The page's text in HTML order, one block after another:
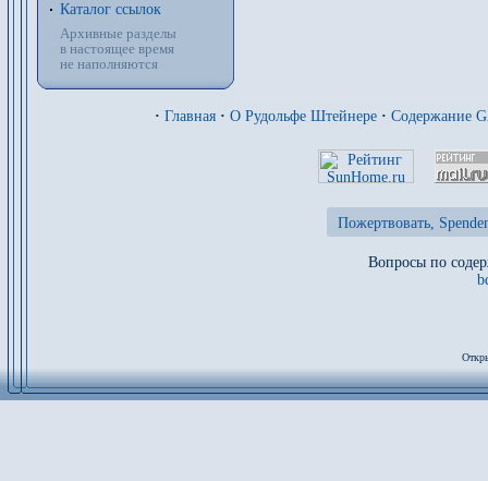
Каталог ссылок
Архивные разделы
в настоящее время
не наполняются
· Главная · О Рудольфе Штейнере · Содержание
Пожертвовать,
Вопросы по